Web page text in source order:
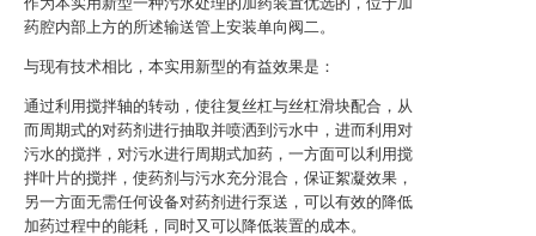
药腔内部上方的所述输送管上安装单向阀二。
与现有技术相比，本实用新型的有益效果是：
通过利用搅拌轴的转动，使往复丝杠与丝杠滑块配合，从
而周期式的对药剂进行抽取并喷洒到污水中，进而利用对
污水的搅拌，对污水进行周期式加药，一方面可以利用搅
拌叶片的搅拌，使药剂与污水充分混合，保证絮凝效果，
另一方面无需任何设备对药剂进行泵送，可以有效的降低
加药过程中的能耗，同时又可以降低装置的成本。